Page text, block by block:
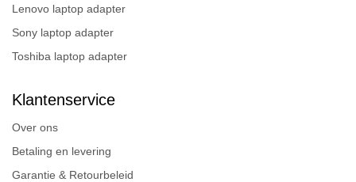
Lenovo laptop adapter
Sony laptop adapter
Toshiba laptop adapter
Klantenservice
Over ons
Betaling en levering
Garantie & Retourbeleid